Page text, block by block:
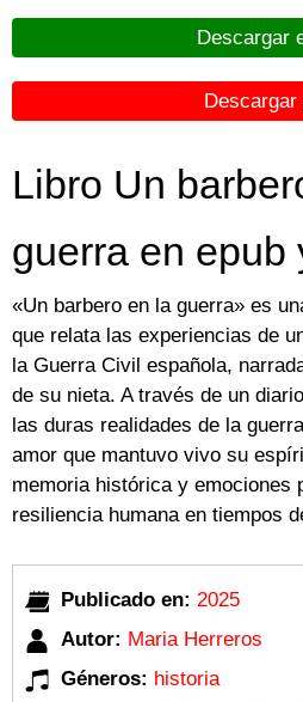
Descargar
Descargar
Libro Un
guerra en epub
«Un barbero en la guerra» es
que relata las experiencias de
la Guerra Civil española,
de su nieta. A través de un
las duras realidades de la
amor que mantuvo vivo su
memoria histórica y emociones
resiliencia humana en tiempos
Publicado en: 2025
Autor: Maria Herreros
Géneros: historia